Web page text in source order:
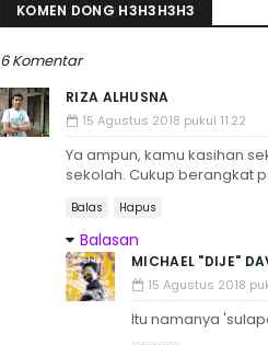
KOMEN DONG H3H3H3H3
6 Komentar
RIZA ALHUSNA
15 Agustus 2018 pukul 11.22
Ya ampun, kamu kasihan
sekolah. Cukup berangkat
Balas Hapus
Balasan
MICHAEL "DIJE"
15 Agustus 2018
Itu namanya